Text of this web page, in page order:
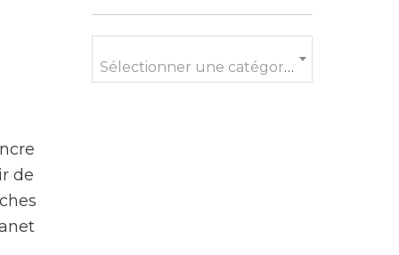
de
Sélectionner une catégorie